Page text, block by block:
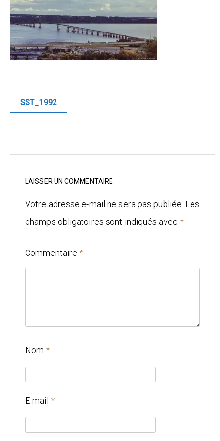
Blue
Renaissance
Sunustreet
Fashion
Culinaire
Industrielle
Mariage
Architecture
Navigation
SST_1992
LAISSER UN COMMENTAIRE
Votre adresse e-mail ne sera pas publiée. Les
champs obligatoires sont indiqués avec *
Commentaire *
Nom *
E-mail *